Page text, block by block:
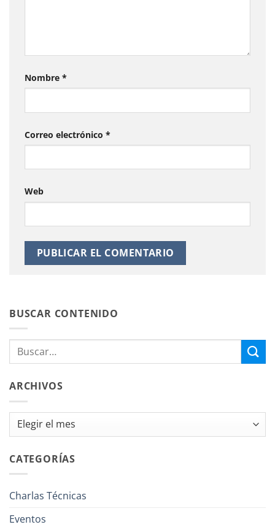
Nombre *
Correo electrónico *
Web
BUSCAR CONTENIDO
ARCHIVOS
Archivos
CATEGORÍAS
Charlas Técnicas
Eventos